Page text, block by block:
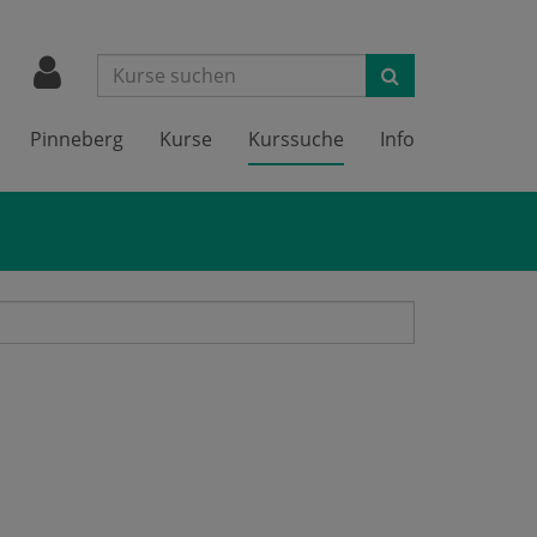
Suchen
Pinneberg Kurse Kurssuche Info